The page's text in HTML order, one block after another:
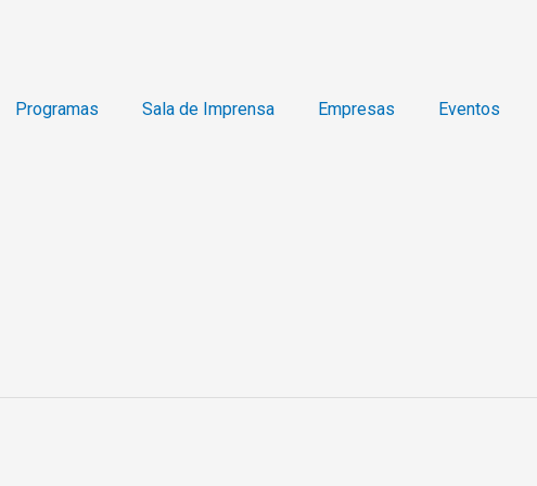
Programas Sala de Imprensa Empresas Eventos